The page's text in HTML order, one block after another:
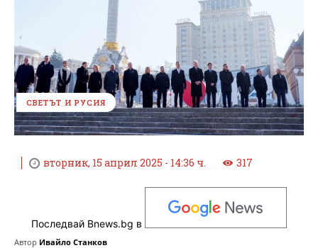
СВЕТЪТ И РУСИЯ
вторник, 15 април 2025 - 14:36 ч. 317
Последвай Bnews.bg в
Автор Ивайло Станков